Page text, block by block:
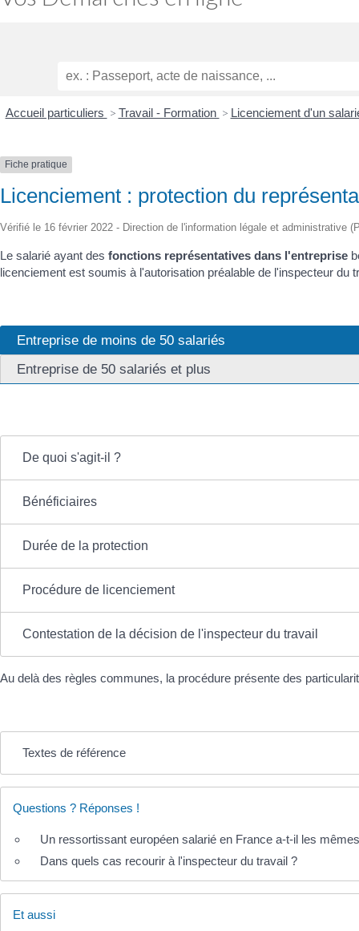
Accueil particuliers > Travail - Formation > Licenciement d'un
Fiche pratique
Licenciement : protection du
Vérifié le 16 février 2022 - Direction de l'information légale et administrative
Le salarié ayant des fonctions représentatives dans l'entreprise
licenciement est soumis à l'autorisation préalable de l'inspecteur
Entreprise de moins de 50 salariés
Entreprise de 50 salariés et plus
De quoi s'agit-il ?
Bénéficiaires
Durée de la protection
Procédure de licenciement
Contestation de la décision de l'inspecteur du travail
Au delà des règles communes, la procédure présente des
Textes de référence
Questions ? Réponses !
Un ressortissant européen salarié en France a-t-il les
Dans quels cas recourir à l'inspecteur du travail ?
Et aussi